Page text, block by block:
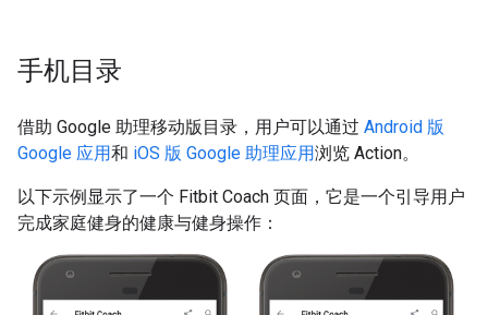
手机目录
借助 Google 助理移动版目录，用户可以通过 Android 版
Google 应用和 iOS 版 Google 助理应用浏览 Action。
以下示例显示了一个 Fitbit Coach 页面，它是一个引导用户
完成家庭健身的健康与健身操作：